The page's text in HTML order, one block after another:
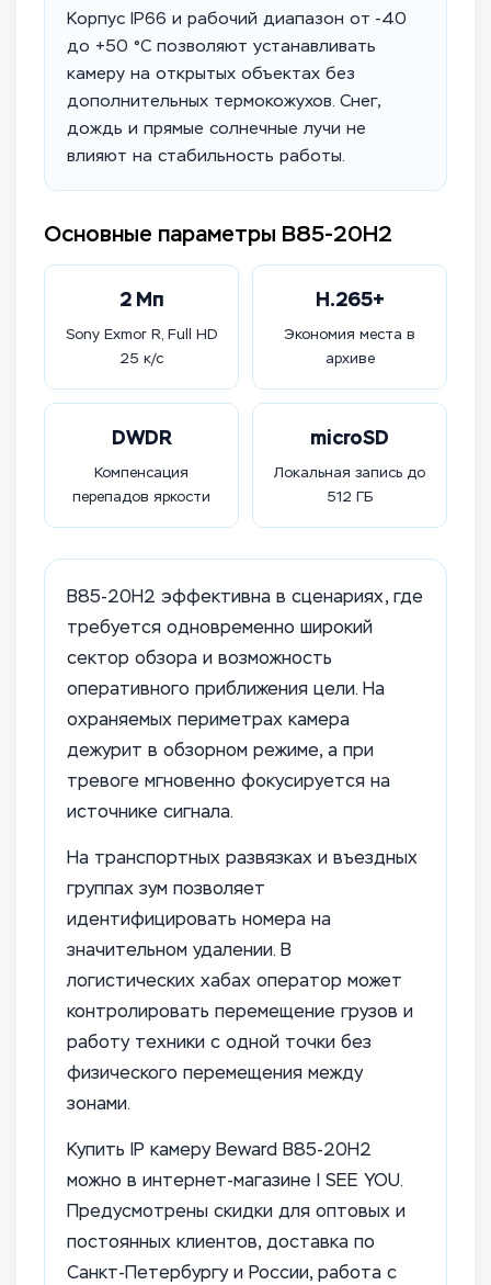
Корпус IP66 и рабочий диапазон от -40
до +50 °C позволяют устанавливать
камеру на открытых объектах без
дополнительных термокожухов. Снег,
дождь и прямые солнечные лучи не
влияют на стабильность работы.
Основные параметры B85-20H2
2 Мп
Sony Exmor R, Full HD
25 к/с
H.265+
Экономия места в
архиве
DWDR
Компенсация
перепадов яркости
microSD
Локальная запись до
512 ГБ
B85-20H2 эффективна в сценариях, где
требуется одновременно широкий
сектор обзора и возможность
оперативного приближения цели. На
охраняемых периметрах камера
дежурит в обзорном режиме, а при
тревоге мгновенно фокусируется на
источнике сигнала.
На транспортных развязках и въездных
группах зум позволяет
идентифицировать номера на
значительном удалении. В
логистических хабах оператор может
контролировать перемещение грузов и
работу техники с одной точки без
физического перемещения между
зонами.
Купить IP камеру Beward B85-20H2
можно в интернет-магазине I SEE YOU.
Предусмотрены скидки для оптовых и
постоянных клиентов, доставка по
Санкт-Петербургу и России, работа с